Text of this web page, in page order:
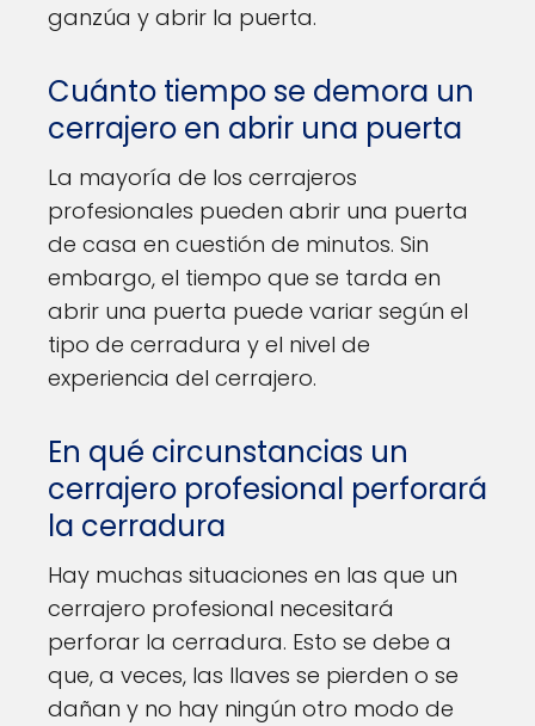
ganzúa y abrir la puerta.
Cuánto tiempo se demora un
cerrajero en abrir una puerta
La mayoría de los cerrajeros
profesionales pueden abrir una puerta
de casa en cuestión de minutos. Sin
embargo, el tiempo que se tarda en
abrir una puerta puede variar según el
tipo de cerradura y el nivel de
experiencia del cerrajero.
En qué circunstancias un
cerrajero profesional perforará
la cerradura
Hay muchas situaciones en las que un
cerrajero profesional necesitará
perforar la cerradura. Esto se debe a
que, a veces, las llaves se pierden o se
dañan y no hay ningún otro modo de